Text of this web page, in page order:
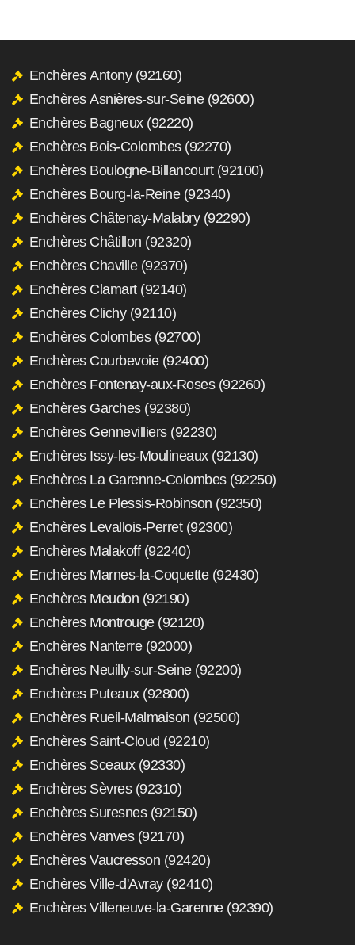
Enchères Antony (92160)
Enchères Asnières-sur-Seine (92600)
Enchères Bagneux (92220)
Enchères Bois-Colombes (92270)
Enchères Boulogne-Billancourt (92100)
Enchères Bourg-la-Reine (92340)
Enchères Châtenay-Malabry (92290)
Enchères Châtillon (92320)
Enchères Chaville (92370)
Enchères Clamart (92140)
Enchères Clichy (92110)
Enchères Colombes (92700)
Enchères Courbevoie (92400)
Enchères Fontenay-aux-Roses (92260)
Enchères Garches (92380)
Enchères Gennevilliers (92230)
Enchères Issy-les-Moulineaux (92130)
Enchères La Garenne-Colombes (92250)
Enchères Le Plessis-Robinson (92350)
Enchères Levallois-Perret (92300)
Enchères Malakoff (92240)
Enchères Marnes-la-Coquette (92430)
Enchères Meudon (92190)
Enchères Montrouge (92120)
Enchères Nanterre (92000)
Enchères Neuilly-sur-Seine (92200)
Enchères Puteaux (92800)
Enchères Rueil-Malmaison (92500)
Enchères Saint-Cloud (92210)
Enchères Sceaux (92330)
Enchères Sèvres (92310)
Enchères Suresnes (92150)
Enchères Vanves (92170)
Enchères Vaucresson (92420)
Enchères Ville-d'Avray (92410)
Enchères Villeneuve-la-Garenne (92390)